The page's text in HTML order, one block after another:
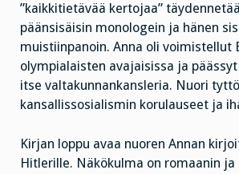
”kaikkitietävää kertojaa”
päänsisäisin monologein ja hänen
muistiinpanoin. Anna oli voimistellut
olympialaisten avajaisissa ja
itse valtakunnankansleria. Nuori
kansallissosialismin korulauseet ja
Kirjan loppu avaa nuoren Annan
Hitlerille. Näkökulma on romaanin